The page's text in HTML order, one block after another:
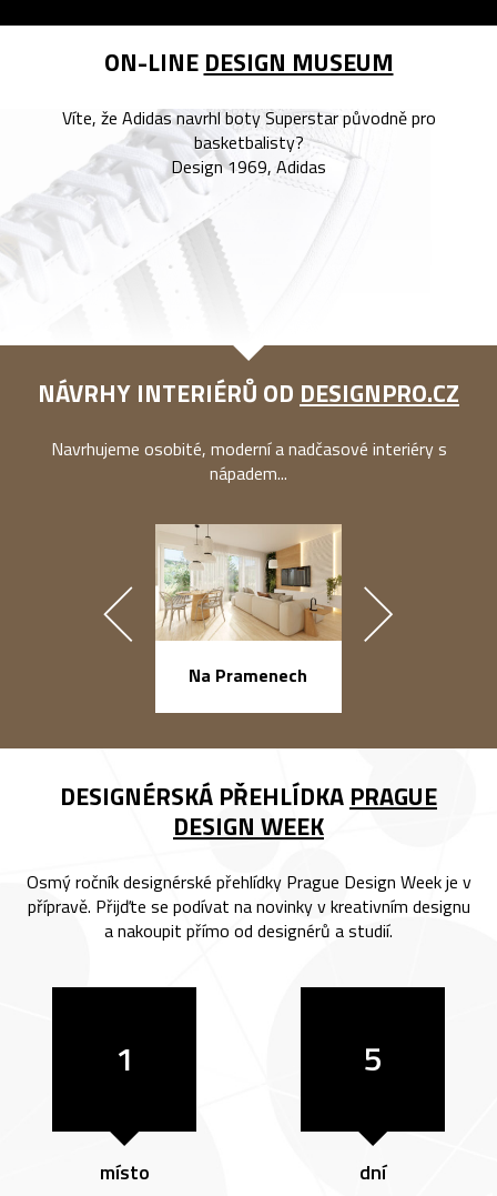
ON-LINE DESIGN MUSEUM
Víte, že Adidas navrhl boty Superstar původně pro
basketbalisty?
Design 1969, Adidas
NÁVRHY INTERIÉRŮ OD DESIGNPRO.CZ
Navrhujeme osobité, moderní a nadčasové interiéry s
nápadem...
Na Pramenech
DESIGNÉRSKÁ PŘEHLÍDKA PRAGUE
DESIGN WEEK
Osmý ročník designérské přehlídky Prague Design Week je v
přípravě. Přijďte se podívat na novinky v kreativním designu
a nakoupit přímo od designérů a studií.
1
místo
5
dní